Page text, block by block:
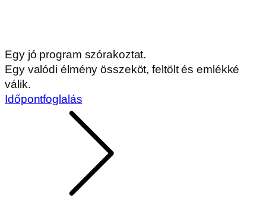
Egy jó program szórakoztat.
Egy valódi élmény összeköt, feltölt és emlékké
válik.
Időpontfoglalás